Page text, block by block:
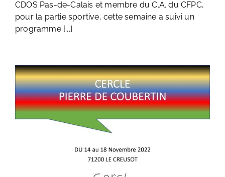
CDOS Pas-de-Calais et membre du C.A. du CFPC,
pour la partie sportive, cette semaine a suivi un
programme [...]